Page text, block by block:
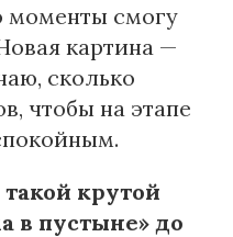
моменты смогу
картина —
сколько
чтобы на этапе
крутой
в пустыне» до